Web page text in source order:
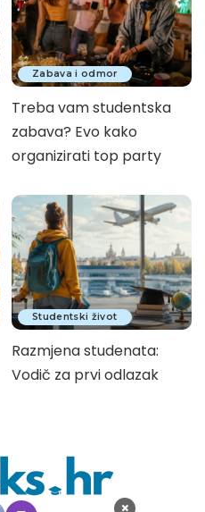
Zabava i odmor
Treba vam studentska
zabava? Evo kako
organizirati top party
Studentski život
Razmjena studenata:
Vodič za prvi odlazak